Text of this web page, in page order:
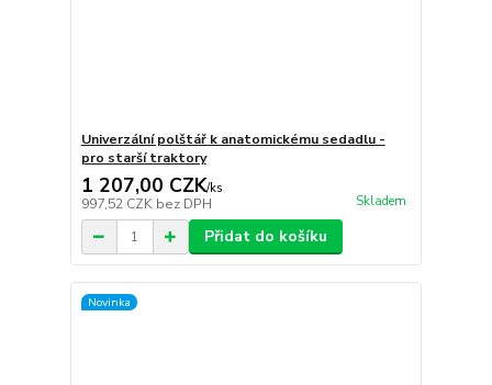
Univerzální polštář k anatomickému sedadlu -
pro starší traktory
1 207,00 CZK/ks
997,52 CZK bez DPH Skladem
Přidat do košíku
Novinka